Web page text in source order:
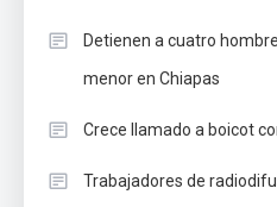
Detienen a cuatro
menor en Chiapas
Crece llamado a boicot
Trabajadores de